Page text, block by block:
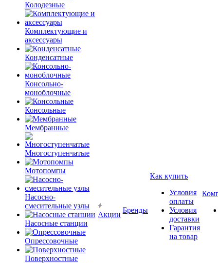
Колодезные
Комплектующие и
аксессуары
Конденсатные
Консольно-
моноблочные
Консольные
Мембранные
Многоступенчатые
Мотопомпы
Насосно-
смесительные узлы
Насосные станции
Опрессовочные
Поверхностные
Акции
Бренды
Как купить
Условия
оплаты
Условия
доставки
Гарантия
на товар